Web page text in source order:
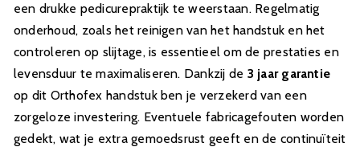
een drukke pedicurepraktijk te weerstaan. Regelmatig
onderhoud, zoals het reinigen van het handstuk en het
controleren op slijtage, is essentieel om de prestaties en
levensduur te maximaliseren. Dankzij de 3 jaar garantie
op dit Orthofex handstuk ben je verzekerd van een
zorgeloze investering. Eventuele fabricagefouten worden
gedekt, wat je extra gemoedsrust geeft en de continuïteit